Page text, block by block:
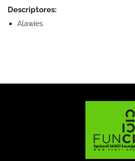
Descriptores:
Alawíes